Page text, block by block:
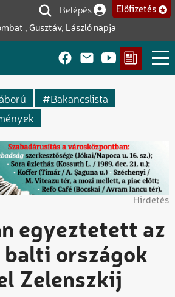
, Gusztáv, László napja
Felhasználói fiók
Belépés Előfizetés
Bakancslista
Hirdetés
egyeztetett az
balti országok
Zelenszkij